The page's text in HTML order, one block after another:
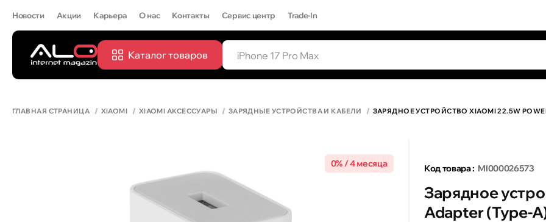
Новости Акции Карьера О нас Контакты Сервис центр Trade-In
Каталог товаров
ГЛАВНАЯ СТРАНИЦА XIAOMI XIAOMI АКСЕССУАРЫ ЗАРЯДНЫЕ УСТРОЙСТВА И КАБЕЛИ ЗАРЯДНОЕ УСТРОЙСТВО XIAOMI 22.5W POWER
0% / 4 месяца Код товара : MI000026573
Зарядное
Adapter (Type-